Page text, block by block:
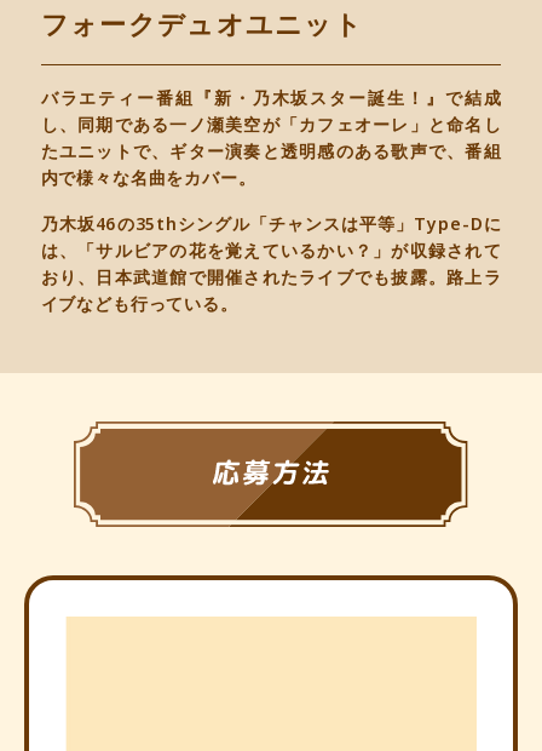
フォークデュオユニット
バラエティー番組『新・乃木坂スター誕生！』で結成
し、同期である一ノ瀬美空が「カフェオーレ」と命名し
たユニットで、ギター演奏と透明感のある歌声で、番組
内で様々な名曲をカバー。
乃木坂46の35thシングル「チャンスは平等」Type-Dに
は、「サルビアの花を覚えているかい？」が収録されて
おり、日本武道館で開催されたライブでも披露。路上ラ
イブなども行っている。